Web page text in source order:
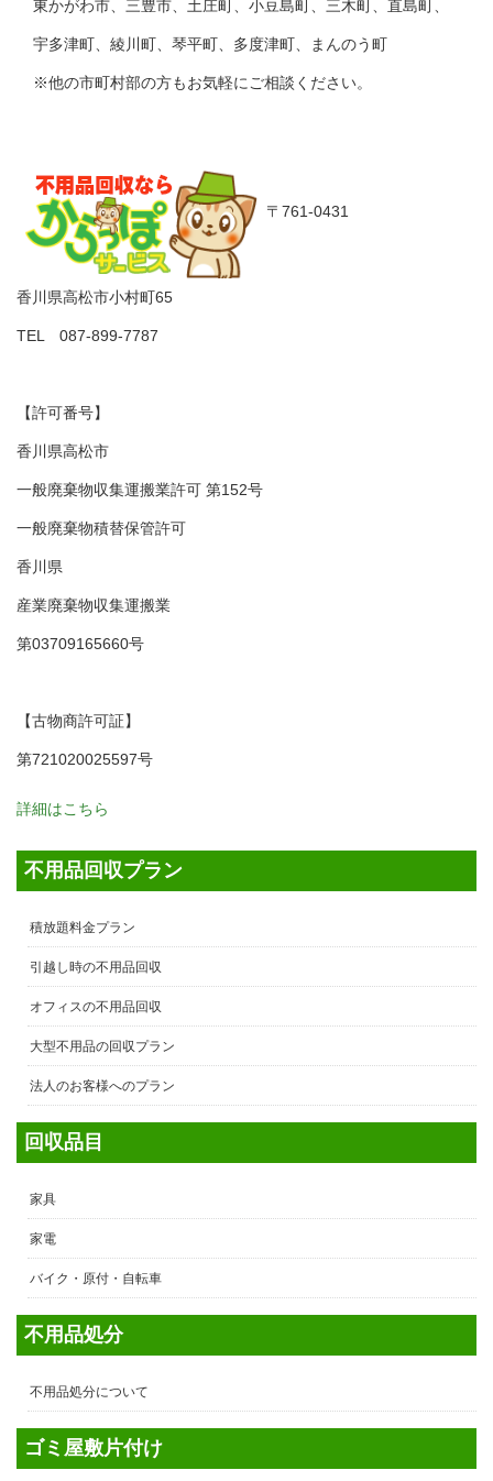
東かがわ市、三豊市、土庄町、小豆島町、三木町、直島町、
宇多津町、綾川町、琴平町、多度津町、まんのう町
※他の市町村部の方もお気軽にご相談ください。
〒761-0431
香川県高松市小村町65
TEL 087-899-7787
【許可番号】
香川県高松市
一般廃棄物収集運搬業許可 第152号
一般廃棄物積替保管許可
香川県
産業廃棄物収集運搬業
第03709165660号
【古物商許可証】
第721020025597号
詳細はこちら
不用品回収プラン
積放題料金プラン
引越し時の不用品回収
オフィスの不用品回収
大型不用品の回収プラン
法人のお客様へのプラン
回収品目
家具
家電
バイク・原付・自転車
不用品処分
不用品処分について
ゴミ屋敷片付け